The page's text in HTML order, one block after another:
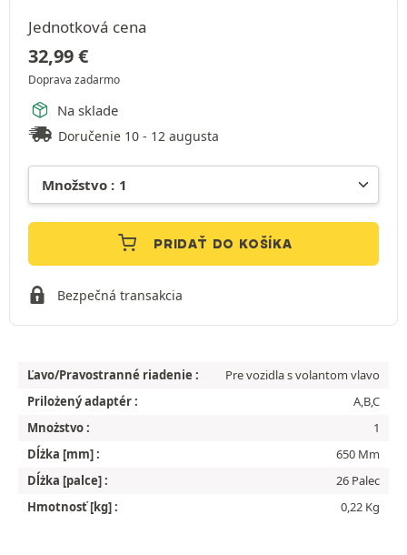
Jednotková cena
32,99€
Doprava zadarmo
Na sklade
Doručenie 10 - 12 augusta
PRIDAŤ DO KOŠÍKA
Bezpečná transakcia
Ľavo/Pravostranné riadenie :
Pre vozidla s volantom vlavo
Prilożený adaptér :
A,B,C
Mnożstvo :
1
Dĺżka [mm] :
650 Mm
Dĺżka [palce] :
26 Palec
Hmotnosť [kg] :
0,22 Kg